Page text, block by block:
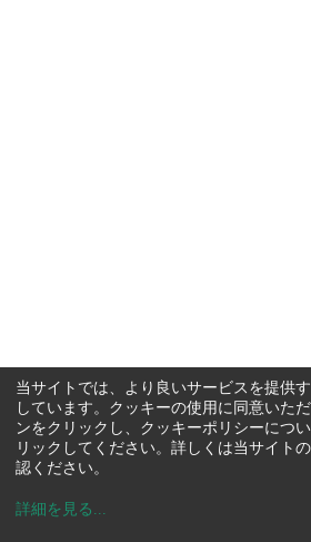
当サイトでは、より良いサービスを提供
しています。クッキーの使用に同意いた
ンをクリックし、クッキーポリシーにつ
リックしてください。詳しくは当サイトの
認ください。
詳細を見る ...